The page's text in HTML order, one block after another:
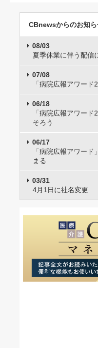
CBnewsからのお知
08/03
夏季休業に伴う配信
07/08
「病院広報アワー
06/18
「病院広報アワー
そろう
06/17
「病院広報アワー
まる
03/31
4月1日に社名変更